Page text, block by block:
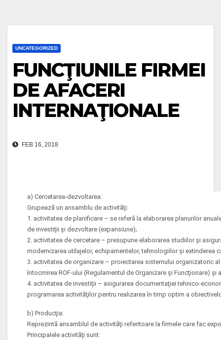
UNCATEGORIZED
FUNCŢIUNILE FIRMEI
DE AFACERI
INTERNAŢIONALE
FEB 16, 2018
a) Cercetarea-dezvoltarea:
Grupeazã un ansamblu de activitãţi:
1. activitatea de planificare – se referã la elaborarea planurilor
de investiţii şi dezvoltare (expansiune);
2. activitatea de cercetare – presupune elaborarea studiilor şi
modernizarea utilajelor, echipamentelor, tehnologiilor şi extinderea
3. activitatea de organizare – proiectarea sistemului organizatoric
întocmirea ROF-ului (Regulamentul de Organizare şi Funcţionare) şi
4. activitatea de investiţii – asigurarea documentaţiei tehnico-
programarea activitãţilor pentru realizarea în timp optim a
b) Producţia:
Reprezintã ansamblul de activitãţi referitoare la firmele care fac
Principalele activitãţi sunt: